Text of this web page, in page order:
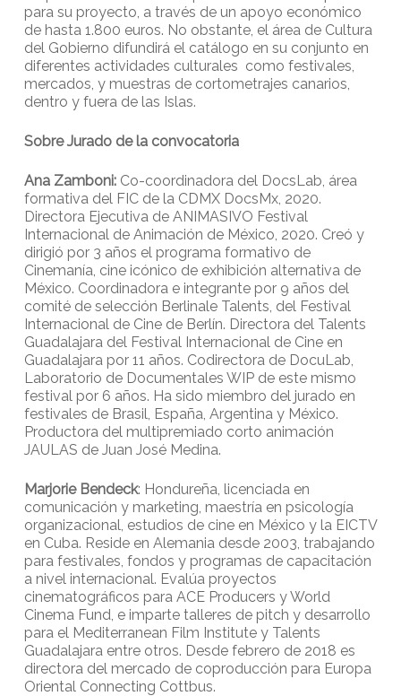
para su proyecto, a través de un apoyo económico
de hasta 1.800 euros. No obstante, el área de Cultura
del Gobierno difundirá el catálogo en su conjunto en
diferentes actividades culturales como festivales,
mercados, y muestras de cortometrajes canarios,
dentro y fuera de las Islas.
Sobre Jurado de la convocatoria
Ana Zamboni:Co-coordinadora del DocsLab, área
formativa del FIC de la CDMX DocsMx, 2020.
Directora Ejecutiva de ANIMASIVO Festival
Internacional de Animación de México, 2020. Creó y
dirigió por 3 años el programa formativo de
Cinemanía, cine icónico de exhibición alternativa de
México. Coordinadora e integrante por 9 años del
comité de selección Berlinale Talents, del Festival
Internacional de Cine de Berlín. Directora del Talents
Guadalajara del Festival Internacional de Cine en
Guadalajara por 11 años. Codirectora de DocuLab,
Laboratorio de Documentales WIP de este mismo
festival por 6 años. Ha sido miembro del jurado en
festivales de Brasil, España, Argentina y México.
Productora del multipremiado corto animación
JAULAS de Juan José Medina.
Marjorie Bendeck: Hondureña, licenciada en
comunicación y marketing, maestría en psicología
organizacional, estudios de cine en México y la EICTV
en Cuba. Reside en Alemania desde 2003, trabajando
para festivales, fondos y programas de capacitación
a nivel internacional. Evalúa proyectos
cinematográficos para ACE Producers y World
Cinema Fund, e imparte talleres de pitch y desarrollo
para el Mediterranean Film Institute y Talents
Guadalajara entre otros. Desde febrero de 2018 es
directora del mercado de coproducción para Europa
Oriental Connecting Cottbus.